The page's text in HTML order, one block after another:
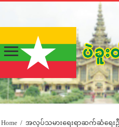
Home / အလုပ်သမားရေးရာဆက်ဆံရေးဦ